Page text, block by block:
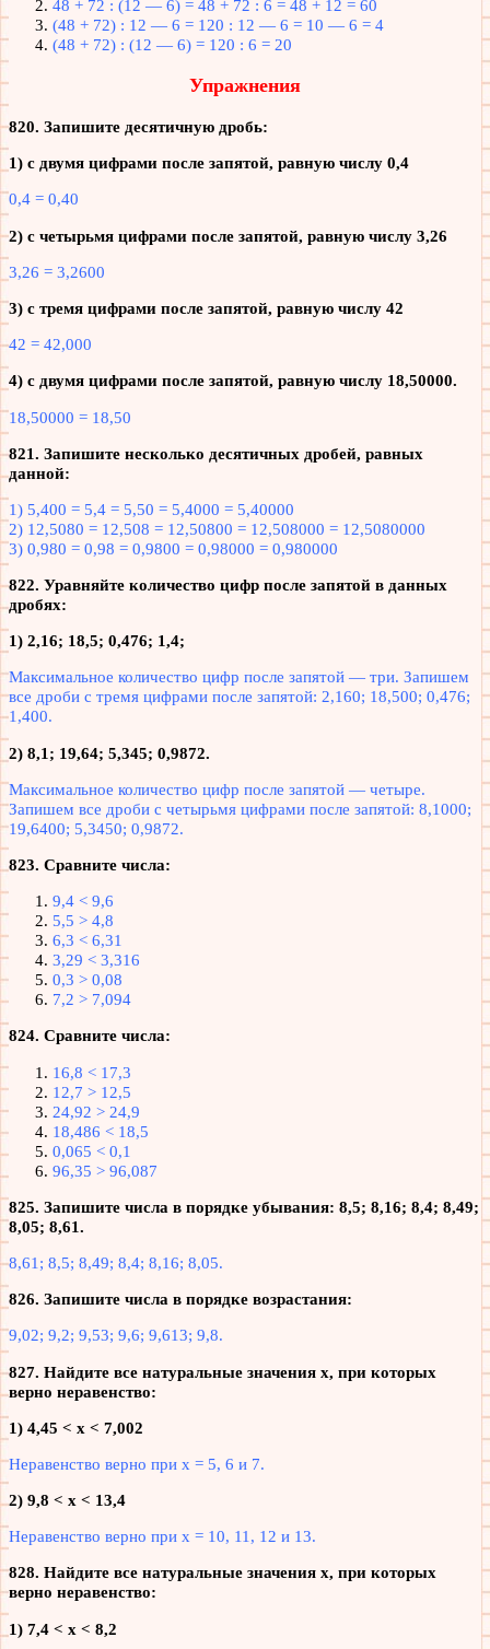
48 + 72 : (12 — 6) = 48 + 72 : 6 = 48 + 12 = 60
(48 + 72) : 12 — 6 = 120 : 12 — 6 = 10 — 6 = 4
(48 + 72) : (12 — 6) = 120 : 6 = 20
Упражнения
820. Запишите десятичную дробь:
1) с двумя цифрами после запятой, равную числу 0,4
0,4 = 0,40
2) с четырьмя цифрами после запятой, равную числу 3,26
3,26 = 3,2600
3) с тремя цифрами после запятой, равную числу 42
42 = 42,000
4) с двумя цифрами после запятой, равную числу 18,50000.
18,50000 = 18,50
821. Запишите несколько десятичных дробей, равных
данной:
1) 5,400 = 5,4 = 5,50 = 5,4000 = 5,40000
2) 12,5080 = 12,508 = 12,50800 = 12,508000 = 12,5080000
3) 0,980 = 0,98 = 0,9800 = 0,98000 = 0,980000
822. Уравняйте количество цифр после запятой в данных
дробях:
1) 2,16; 18,5; 0,476; 1,4;
Максимальное количество цифр после запятой — три. Запишем
все дроби с тремя цифрами после запятой: 2,160; 18,500; 0,476;
1,400.
2) 8,1; 19,64; 5,345; 0,9872.
Максимальное количество цифр после запятой — четыре.
Запишем все дроби с четырьмя цифрами после запятой: 8,1000;
19,6400; 5,3450; 0,9872.
823. Сравните числа:
9,4 < 9,6
5,5 > 4,8
6,3 < 6,31
3,29 < 3,316
0,3 > 0,08
7,2 > 7,094
824. Сравните числа:
16,8 < 17,3
12,7 > 12,5
24,92 > 24,9
18,486 < 18,5
0,065 < 0,1
96,35 > 96,087
825. Запишите числа в порядке убывания: 8,5; 8,16; 8,4; 8,49;
8,05; 8,61.
8,61; 8,5; 8,49; 8,4; 8,16; 8,05.
826. Запишите числа в порядке возрастания:
9,02; 9,2; 9,53; 9,6; 9,613; 9,8.
827. Найдите все натуральные значения х, при которых
верно неравенство:
1) 4,45 < х < 7,002
Неравенство верно при х = 5, 6 и 7.
2) 9,8 < х < 13,4
Неравенство верно при х = 10, 11, 12 и 13.
828. Найдите все натуральные значения х, при которых
верно неравенство:
1) 7,4 < х < 8,2